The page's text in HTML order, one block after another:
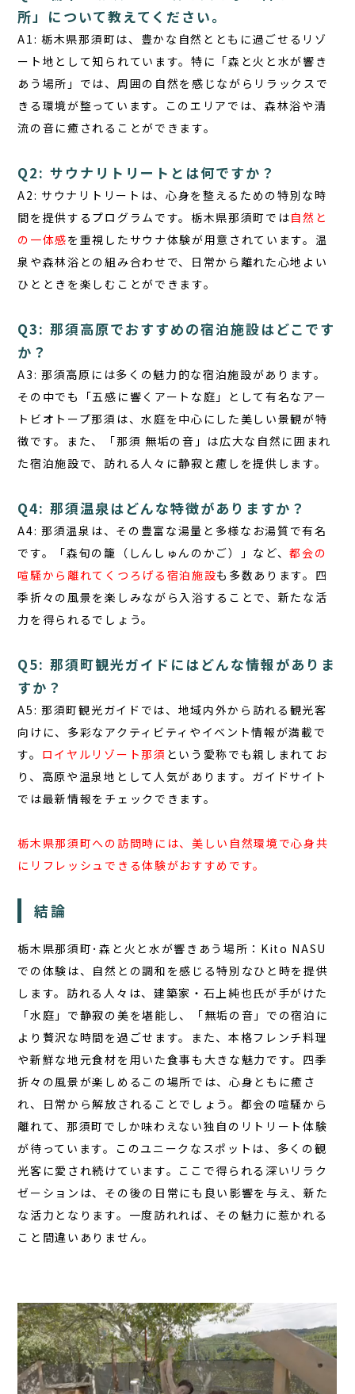
所」について教えてください。
A1: 栃木県那須町は、豊かな自然とともに過ごせるリゾ
ート地として知られています。特に 「森と火と水が響き
あう場所」 では、周囲の自然を感じながらリラックスで
きる環境が整っています。このエリアでは、森林浴や清
流の音に癒されることができます。
Q2: サウナリトリートとは何ですか？
A2: サウナリトリートは、心身を整えるための特別な時
間を提供するプログラムです。栃木県那須町では自然と
の一体感を重視したサウナ体験が用意されています。温
泉や森林浴との組み合わせで、日常から離れた心地よい
ひとときを楽しむことができます。
Q3: 那須高原でおすすめの宿泊施設はどこです
か？
A3: 那須高原には多くの魅力的な宿泊施設があります。
その中でも
「五感に響くアートな庭」
として有名なアー
トビオトープ那須は、水庭を中心にした美しい景観が特
徴です。また、「那須 無垢の音」は広大な自然に囲まれ
た宿泊施設で、訪れる人々に静寂と癒しを提供します。
Q4: 那須温泉はどんな特徴がありますか？
A4: 那須温泉は、その豊富な湯量と多様なお湯質で有名
です。「森旬の籠（しんしゅんのかご）」など、都会の
喧騒から離れてくつろげる宿泊施設も多数あります。四
季折々の風景を楽しみながら入浴することで、新たな活
力を得られるでしょう。
Q5: 那須町観光ガイドにはどんな情報がありま
すか？
A5: 那須町観光ガイドでは、地域内外から訪れる観光客
向けに、多彩なアクティビティやイベント情報が満載で
す。 ロイヤルリゾート那須 という愛称でも親しまれてお
り、高原や温泉地として人気があります。ガイドサイト
では最新情報をチェックできます。
栃木県那須町への訪問時には、美しい自然環境で心身共
にリフレッシュできる体験がおすすめです。
結論
栃木県那須町･森と火と水が響きあう場所：Kito NASU
での体験は、自然との調和を感じる特別なひと時を提供
します。訪れる人々は、建築家・石上純也氏が手がけた
「水庭」で静寂の美を堪能し、「無垢の音」での宿泊に
より贅沢な時間を過ごせます。また、本格フレンチ料理
や新鮮な地元食材を用いた食事も大きな魅力です。四季
折々の風景が楽しめるこの場所では、心身ともに癒さ
れ、日常から解放されることでしょう。 都会の喧騒から
離れて、那須町でしか味わえない独自のリトリート体験
が待っています。このユニークなスポットは、多くの観
光客に愛され続けています。ここで得られる深いリラク
ゼーションは、その後の日常にも良い影響を与え、新た
な活力となります。一度訪れれば、その魅力に惹かれる
こと間違いありません。